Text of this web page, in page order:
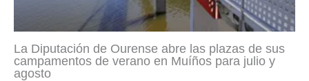
La Diputación de Ourense abre las plazas de sus
campamentos de verano en Muíños para julio y
agosto